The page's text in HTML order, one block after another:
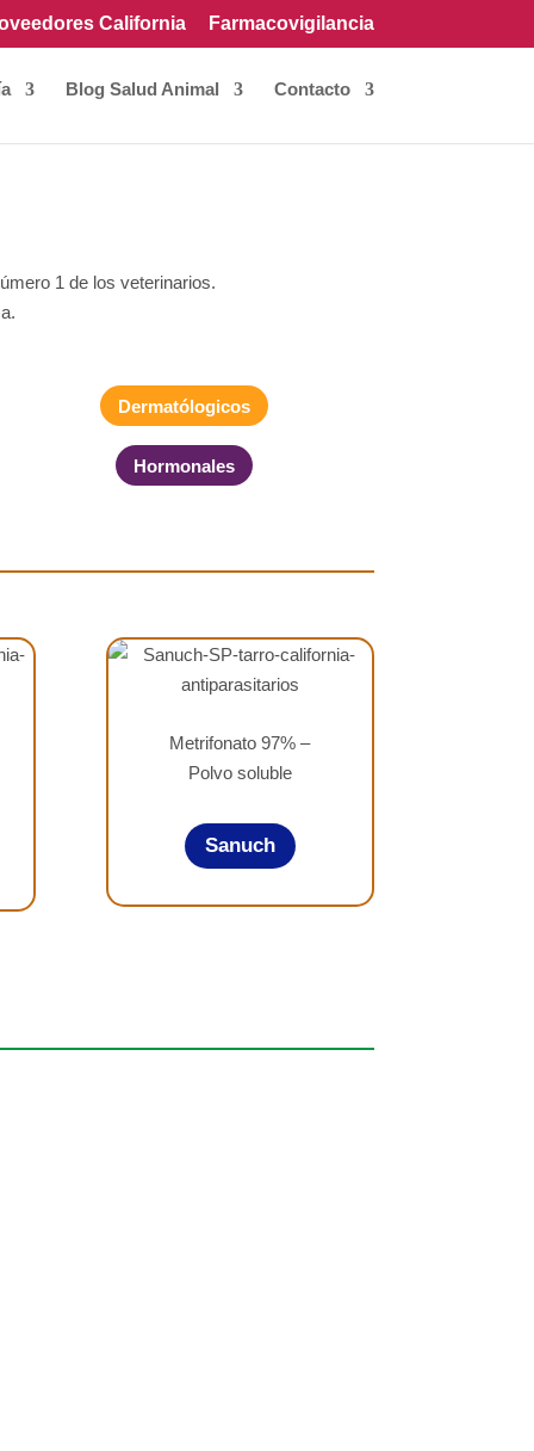
California Farmacovigilancia
Blog Salud Animal Contacto
1 de los veterinarios.
Dermatólogicos
Hormonales
Metrifonato 97% –
Polvo soluble
Sanuch